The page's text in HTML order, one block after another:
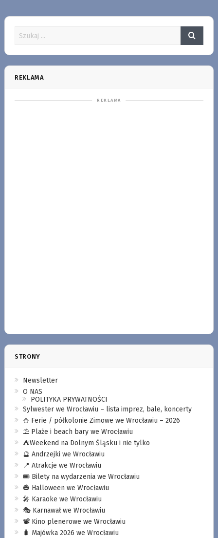
REKLAMA
STRONY
Newsletter
O NAS
POLITYKA PRYWATNOŚCI
Sylwester we Wrocławiu – lista imprez, bale, koncerty
⛄️ Ferie / półkolonie Zimowe we Wrocławiu – 2026
⛱️ Plaże i beach bary we Wrocławiu
⛺️Weekend na Dolnym Śląsku i nie tylko
🔮 Andrzejki we Wrocławiu
📍 Atrakcje we Wrocławiu
🎟️ Bilety na wydarzenia we Wrocławiu
🎃 Halloween we Wrocławiu
🎤 Karaoke we Wrocławiu
🎭 Karnawał we Wrocławiu
📽️ Kino plenerowe we Wrocławiu
🧳 Majówka 2026 we Wrocławiu